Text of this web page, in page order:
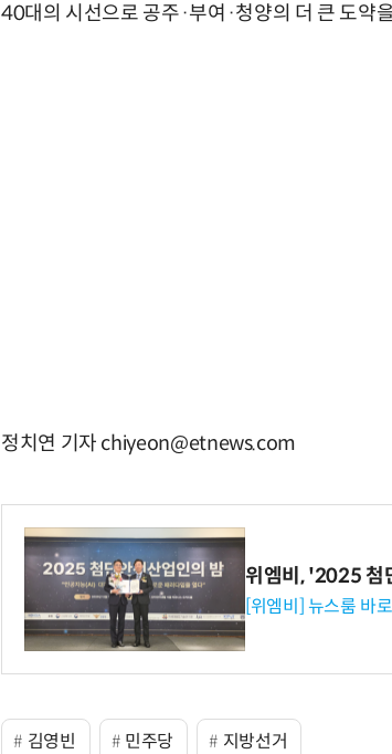
40대의 시선으로 공주·부여·청양의 더 큰 도약
정치연 기자 chiyeon@etnews.com
위엠비, '2025 첨
[위엠비] 뉴스룸 바
김영빈 민주당 지방선거